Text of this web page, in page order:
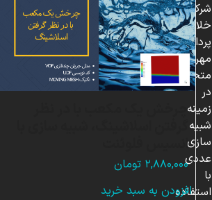
چرخش یک مکعب با در نظر
انسیس فلوئنت
۲,۸۸۰,۰۰۰ تومان
افزودن به سبد خرید
شرکت
خلاق
پردازشگران
مهر،
متخصص
در
زمینه
شبیه
سازی
عددی
با
استفاده